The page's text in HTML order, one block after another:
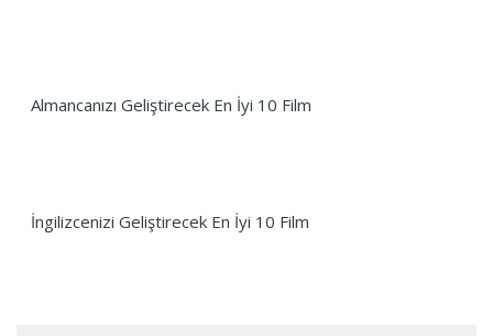
Almancanızı Geliştirecek En İyi 10 Film
İngilizcenizi Geliştirecek En İyi 10 Film